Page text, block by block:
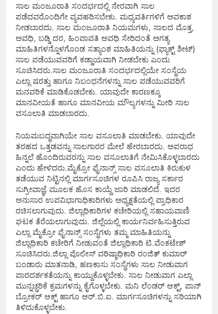
ಸಾಲ ಮಂಜೂರಾತಿ ಸಂದರ್ಭದಲ್ಲಿ ನೇರವಾಗಿ ಸಾಲ
ಪಡೆದವರೊಂದಿಗೇ ವ್ಯವಹರಿಸಬೇಕು. ಮಧ್ಯವರ್ತಿಗಳಿಗೆ ಅವಕಾಶ
ನೀಡಬಾರದು. ಸಾಲ ಮಂಜೂರಾತಿ ನಿಯಮಗಳು, ಸಾಲದ ಮೊತ್ತ,
ಅವಧಿ, ಬಡ್ಡಿ ದರ, ಹಿಂಪಾವತಿ ಅವಧಿ ಸೇರಿದಂತೆ ಅಗತ್ಯ
ಮಾಹಿತಿಗಳನ್ನೊಳಗೊಂಡ ಸತ್ಯಾಂಶ ಮಾಹಿತಿಯನ್ನು (ಫ್ಯಾಕ್ಟ್ ಶೀಟ್)
ಸಾಲ ಪಡೆಯುವವರಿಗೆ ಕಡ್ಡಾಯವಾಗಿ ನೀಡಬೇಕು ಎಂದು
ಸೂಚಿಸಿದರು.ಸಾಲ ಮಂಜೂರಾತಿ ಸಂದರ್ಭದಲ್ಲಿಯೇ ಸಂಸ್ಥೆಯ
ಎಲ್ಲಾ ಷರತ್ತು ಹಾಗೂ ನಿಬಂಧನೆಗಳನ್ನು ಸಾಲ ಪಡೆಯುವವರಿಗೆ
ಮನವರಿಕೆ ಮಾಡಿಕೊಡಬೇಕು. ಯಾವುದೇ ಕಾರಣಕ್ಕೂ
ಮಾನವೀಯತೆ ಹಾಗೂ ಮಾನವೀಯ ಮೌಲ್ಯಗಳನ್ನು ಮೀರಿ ಸಾಲ
ವಸೂಲಾತಿ ಮಾಡಬಾರದು.
ನಿಯಮಬದ್ಧವಾಗಿಯೇ ಸಾಲ ವಸೂಲಾತಿ ಮಾಡಬೇಕು. ಯಾವುದೇ
ತರಹದ ಒತ್ತಡವನ್ನು ಸಾಲಗಾರರ ಮೇಲೆ ಹೇರಬಾರದು. ಅಪರಾಧ
ಹಿನ್ನಲೆ ಹೊಂದಿರುವರನ್ನು ಸಾಲ ವಸೂಲಾತಿಗೆ ನೇಮಿಸಿಕೊಳ್ಳಬಾರದು
ಎಂದು ಹೇಳಿದರು.ಮೈಕ್ರೋ ಫೈನಾನ್ಸ್ ಸಾಲ ವಸೂಲಾತಿ ಕಿರುಕುಳ
ತಡೆಯುವ ನಿಟ್ಟಿನಲ್ಲಿ ಮಾರ್ಗಸೂಚಿಗಳ ರೂಪಿಸಿ ರಾಜ್ಯ ಸರ್ಕಾರ
ಸುಗ್ರೀವಾಜ್ಞೆ ಮೂಲಕ ಹೊಸ ಕಾಯ್ದೆ ಜಾರಿ ಮಾಡಲಿದೆ. ಇದರ
ಅನುಸಾರ ಉಪವಿಭಾಗಾಧಿಕಾರಿಗಳು ಅಧ್ಯಕ್ಷತೆಯಲ್ಲಿ ಪ್ರಾಧಿಕಾರ
ರಚಿಸಲಾಗುವುದು. ಜಿಲ್ಲಾಧಿಕಾರಿಗಳ ಕಚೇರಿಯಲ್ಲಿ ಸಹಾಯವಾಣಿ
ಘಟಕ ತೆರೆಯಲಾಗುವುದು. ಜಿಲ್ಲೆಯಲ್ಲಿ ಕಾರ್ಯನಿರ್ವಹಿಸುತ್ತಿರುವ
ಎಲ್ಲಾ ಮೈಕ್ರೋ ಫೈನಾನ್ಸ್ ಸಂಸ್ಥೆಗಳು ತಮ್ಮ ಮಾಹಿತಿಯನ್ನು
ಜಿಲ್ಲಾಧಿಕಾರಿ ಕಚೇರಿಗೆ ನೀಡುವಂತೆ ಜಿಲ್ಲಾಧಿಕಾರಿ ಟಿ.ವೆಂಕಟೇಶ್
ಸೂಚಿಸಿದರು.ಜಿಲ್ಲಾ ಪೊಲೀಸ್ ವರಿಷ್ಠಾಧಿಕಾರಿ ರಂಜಿತ್ ಕುಮಾರ್
ಬಂಡಾರು ಮಾತನಾಡಿ, ಹಣಕಾಸು ಸಂಸ್ಥೆಗಳು ಸಾಲ ನೀಡುವಾಗ
ಪಾರದರ್ಶಕತೆಯನ್ನು ಕಾಯ್ದುಕೊಳ್ಳಬೇಕು. ಸಾಲ ನೀಡುವಾಗ ಎಲ್ಲಾ
ಮುನ್ನಚ್ಚರಿಕೆ ಕ್ರಮಗಳನ್ನು ಕೈಗೊಳ್ಳಬೇಕು. ಮನಿ ಲೆಂಡರ್ ಆಕ್ಟ್, ಪಾನ್
ಬ್ರೋಕರ್ ಆಕ್ಟ್ ಹಾಗೂ ಆರ್.ಬಿ.ಐ. ಮಾರ್ಗಸೂಚಿಗಳನ್ನು ಸರಿಯಾಗಿ
ತಿಳಿದುಕೊಳ್ಳಬೇಕು.